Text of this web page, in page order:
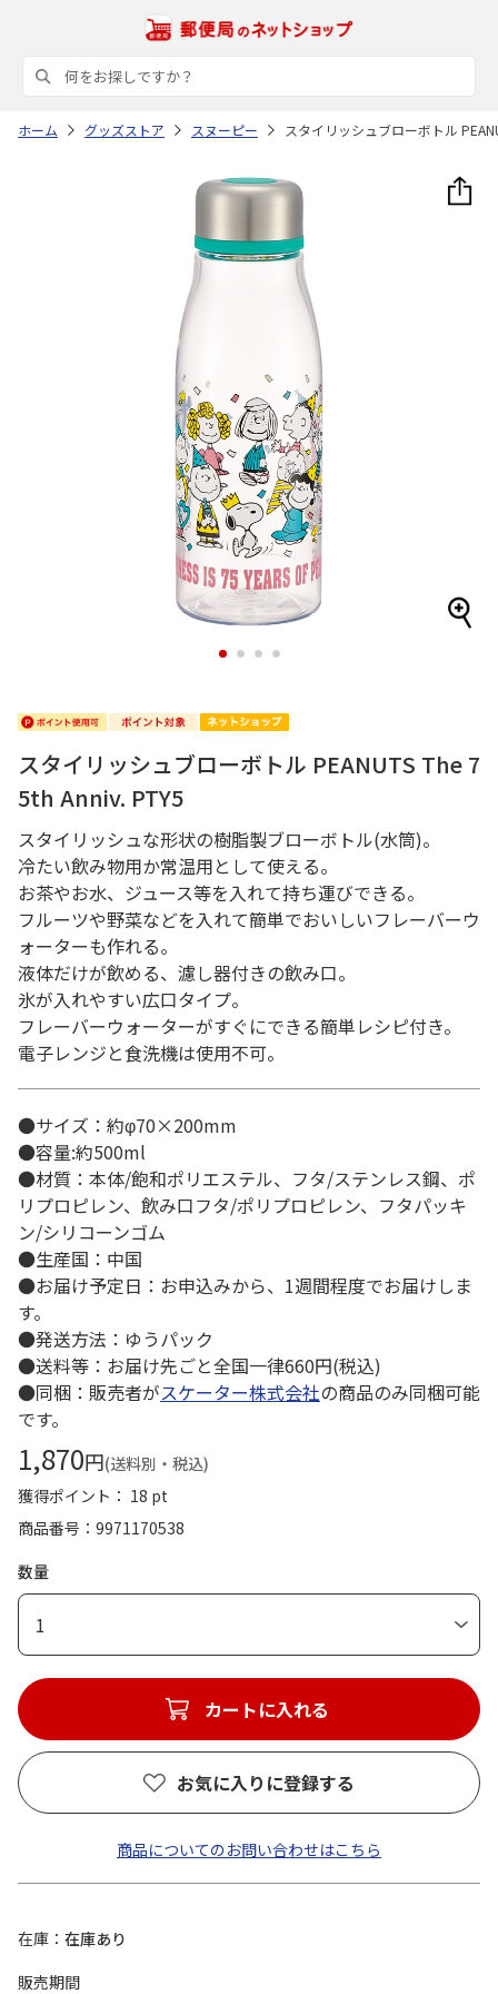
ホーム グッズストア スヌーピー スタイリッシュブローボトル
1 2 3 4
スタイリッシュブローボトル PEANUTS The 7
5th Anniv. PTY5
スタイリッシュな形状の樹脂製ブローボトル(水筒)。
冷たい飲み物用か常温用として使える。
お茶やお水、ジュース等を入れて持ち運びできる。
フルーツや野菜などを入れて簡単でおいしいフレーバーウ
ォーターも作れる。
液体だけが飲める、濾し器付きの飲み口。
氷が入れやすい広口タイプ。
フレーバーウォーターがすぐにできる簡単レシピ付き。
電子レンジと食洗機は使用不可。
●サイズ：約φ70×200mm
●容量:約500ml
●材質：本体/飽和ポリエステル、フタ/ステンレス鋼、ポ
リプロピレン、飲み口フタ/ポリプロピレン、フタパッキ
ン/シリコーンゴム
●生産国：中国
●お届け予定日：お申込みから、1週間程度でお届けしま
す。
●発送方法：ゆうパック
●送料等：お届け先ごと全国一律660円(税込)
●同梱：販売者がスケーター株式会社の商品のみ同梱可能
です。
1,870円(送料別・税込)
獲得ポイント： 18 pt
商品番号
9971170538
数量
1
カートに入れる
お気に入りに登録する
商品についてのお問い合わせはこちら
在庫
在庫あり
販売期間